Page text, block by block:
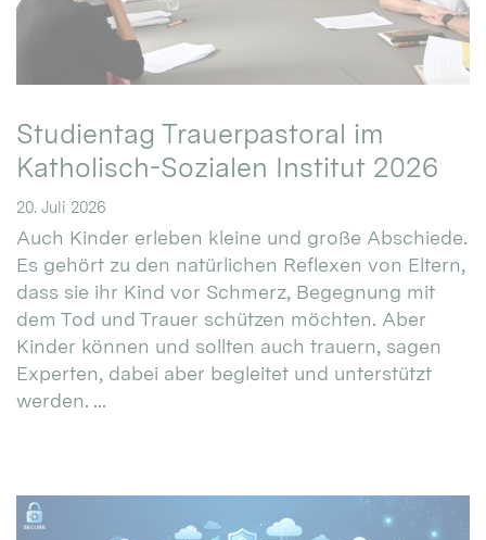
Studientag Trauerpastoral im
Katholisch-Sozialen Institut 2026
20. Juli 2026
Auch Kinder erleben kleine und große Abschiede.
Es gehört zu den natürlichen Reflexen von Eltern,
dass sie ihr Kind vor Schmerz, Begegnung mit
dem Tod und Trauer schützen möchten. Aber
Kinder können und sollten auch trauern, sagen
Experten, dabei aber begleitet und unterstützt
werden. ...